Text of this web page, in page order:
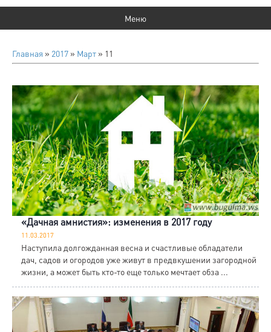
Главная » 2017 » Март » 11
«Дачная амнистия»: изменения в 2017 году
11.03.2017
Наступила долгожданная весна и счастливые обладатели
дач, садов и огородов уже живут в предвкушении загородной
жизни, а может быть кто-то еще только мечтает обза ...